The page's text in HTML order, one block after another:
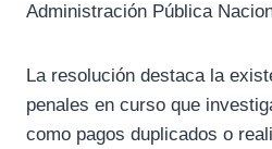
Administración Pública
La resolución destaca la
penales en curso que
como pagos duplicados o